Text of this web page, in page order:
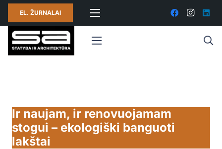
EL. ŽURNALAI
Ir naujam, ir renovuojamam
stogui – ekologiški banguoti
lakštai